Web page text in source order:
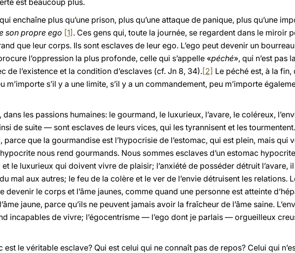
est beaucoup plus.
enchaîne plus qu’une prison, plus qu’une attaque de panique, plus qu’une
son propre ego [1] . Ces gens qui, toute la journée, se regardent dans le miroir
que leur corps. Ils sont esclaves de leur ego. L’ego peut devenir un
l’oppression la plus profonde, celle qui s’appelle «péché», qui n’est pas
de l’existence et la condition d’esclaves (cf. Jn 8, 34).[2] Le péché est, à la
m’importe s’il y a une limite, s’il y a un commandement, peu m’importe
les passions humaines: le gourmand, le luxurieux, l’avare, le coléreux,
de suite — sont esclaves de leurs vices, qui les tyrannisent et les tourmentent.
que la gourmandise est l’hypocrisie de l’estomac, qui est plein, mais qui
nous rend gourmands. Nous sommes esclaves d’un estomac
le luxurieux qui doivent vivre de plaisir; l’anxiété de posséder détruit l’avare,
mal aux autres; le feu de la colère et le ver de l’envie détruisent les relations.
devenir le corps et l’âme jaunes, comme quand une personne est atteinte
jaune, parce qu’ils ne peuvent jamais avoir la fraîcheur de l’âme saine.
incapables de vivre; l’égocentrisme — l’ego dont je parlais — orgueilleux
le véritable esclave? Qui est celui qui ne connaît pas de repos? Celui qui